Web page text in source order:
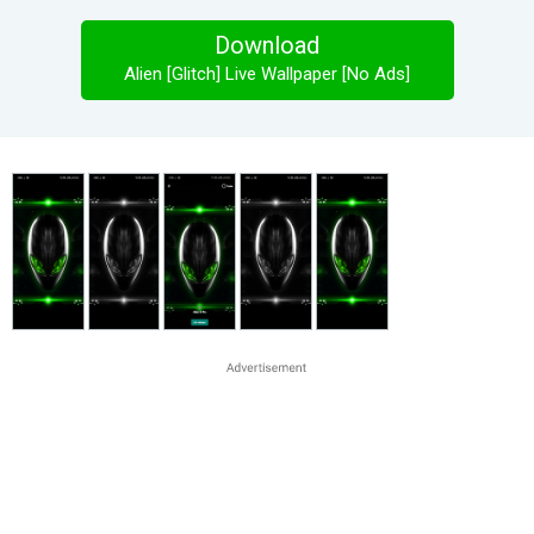
Download
Alien [Glitch] Live Wallpaper [No Ads]